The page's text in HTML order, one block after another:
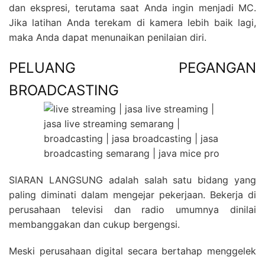
dan ekspresi, terutama saat Anda ingin menjadi MC.
Jika latihan Anda terekam di kamera lebih baik lagi,
maka Anda dapat menunaikan penilaian diri.
PELUANG PEGANGAN
BROADCASTING
SIARAN LANGSUNG adalah salah satu bidang yang
paling diminati dalam mengejar pekerjaan. Bekerja di
perusahaan televisi dan radio umumnya dinilai
membanggakan dan cukup bergengsi.
Meski perusahaan digital secara bertahap menggelek